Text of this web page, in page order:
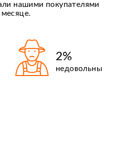
нашими покупателями
2%
недовольны